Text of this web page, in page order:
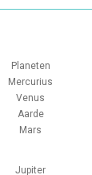
Planeten
Mercurius
Venus
Aarde
Mars
Jupiter